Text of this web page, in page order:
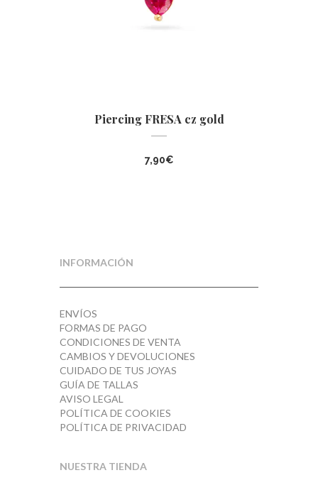
Piercing FRESA cz gold
7,90€
INFORMACIÓN
ENVÍOS
FORMAS DE PAGO
CONDICIONES DE VENTA
CAMBIOS Y DEVOLUCIONES
CUIDADO DE TUS JOYAS
GUÍA DE TALLAS
AVISO LEGAL
POLÍTICA DE COOKIES
POLÍTICA DE PRIVACIDAD
NUESTRA TIENDA